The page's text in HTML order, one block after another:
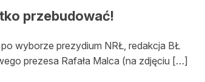
przebudować!
wyborze prezydium NRŁ, redakcja BŁ
prezesa Rafała Malca (na zdjęciu […]